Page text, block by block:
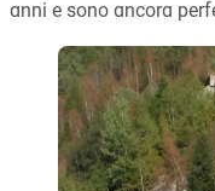
anni e sono ancora